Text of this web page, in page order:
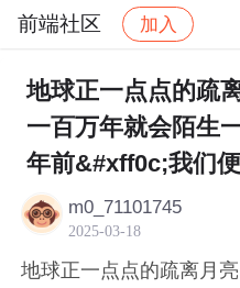
前端社区 加入
社区 前端社区 感慨
地球正一点点的疏
一百万年就会陌生
年前&#xff0c;我们
m0_71101745
2025-03-18
地球正一点点的疏离月